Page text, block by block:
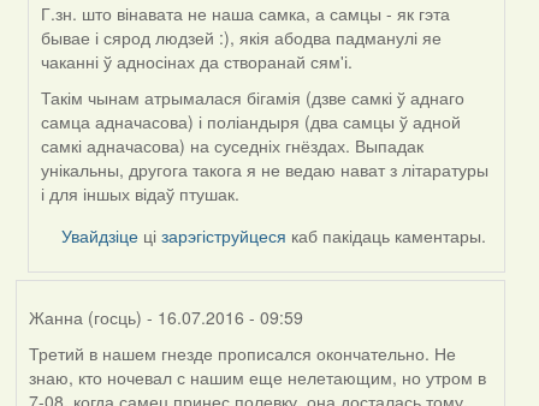
Г.зн. што вінавата не наша самка, а самцы - як гэта
бывае і сярод людзей :), якія абодва падманулі яе
чаканні ў адносінах да створанай сям'і.
Такім чынам атрымалася бігамія (дзве самкі ў аднаго
самца адначасова) і поліандыря (два самцы ў адной
самкі адначасова) на суседніх гнёздах. Выпадак
унікальны, другога такога я не ведаю нават з літаратуры
і для іншых відаў птушак.
Увайдзіце цізарэгіструйцеся каб пакідаць каментары.
Жанна (госць) - 16.07.2016 - 09:59
Третий в нашем гнезде прописался окончательно. Не
знаю, кто ночевал с нашим еще нелетающим, но утром в
7-08. когда самец принес полевку, она досталась тому,